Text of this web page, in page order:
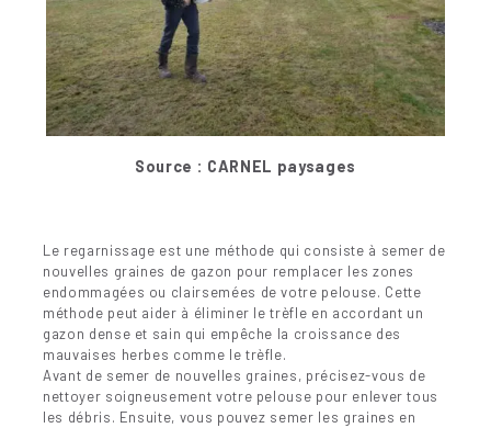
Source : CARNEL paysages
Le regarnissage est une méthode qui consiste à semer de
nouvelles graines de gazon pour remplacer les zones
endommagées ou clairsemées de votre pelouse. Cette
méthode peut aider à éliminer le trèfle en accordant un
gazon dense et sain qui empêche la croissance des
mauvaises herbes comme le trèfle.
Avant de semer de nouvelles graines, précisez-vous de
nettoyer soigneusement votre pelouse pour enlever tous
les débris. Ensuite, vous pouvez semer les graines en